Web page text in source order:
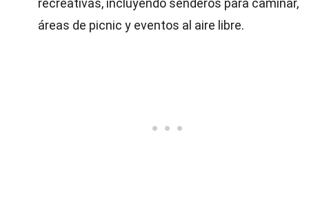
recreativas, incluyendo senderos para caminar,
áreas de picnic y eventos al aire libre.